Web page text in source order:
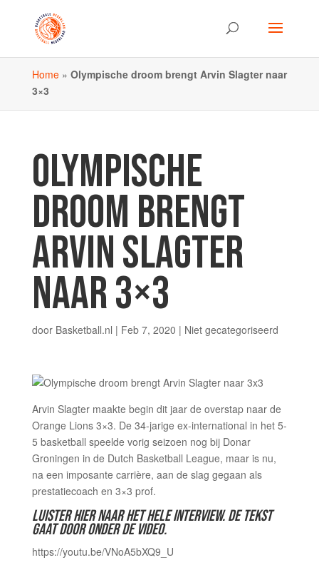
Home» Olympische droom brengt Arvin Slagter naar
3×3
OLYMPISCHE
DROOM BRENGT
ARVIN SLAGTER
NAAR 3×3
door Basketball.nl | Feb 7, 2020 | Niet gecategoriseerd
Arvin Slagter maakte begin dit jaar de overstap naar de
Orange Lions 3×3. De 34-jarige ex-international in het 5-
5 basketball speelde vorig seizoen nog bij Donar
Groningen in de Dutch Basketball League, maar is nu,
na een imposante carrière, aan de slag gegaan als
prestatiecoach en 3×3 prof.
LUISTER HIER NAAR HET HELE INTERVIEW. DE TEKST
GAAT DOOR ONDER DE VIDEO.
https://youtu.be/VNoA5bXQ9_U